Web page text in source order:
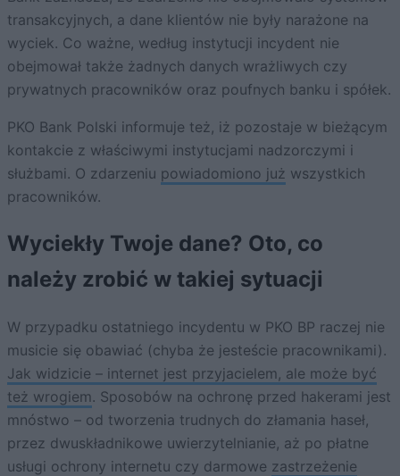
transakcyjnych, a dane klientów nie były narażone na
wyciek. Co ważne, według instytucji incydent nie
obejmował także żadnych danych wrażliwych czy
prywatnych pracowników oraz poufnych banku i spółek.
PKO Bank Polski informuje też, iż pozostaje w bieżącym
kontakcie z właściwymi instytucjami nadzorczymi i
służbami. O zdarzeniu powiadomiono już wszystkich
pracowników.
Wyciekły Twoje dane? Oto, co
należy zrobić w takiej sytuacji
W przypadku ostatniego incydentu w PKO BP raczej nie
musicie się obawiać (chyba że jesteście pracownikami).
Jak widzicie – internet jest przyjacielem, ale może być
też wrogiem. Sposobów na ochronę przed hakerami jest
mnóstwo – od tworzenia trudnych do złamania haseł,
przez dwuskładnikowe uwierzytelnianie, aż po płatne
usługi ochrony internetu czy darmowe zastrzeżenie